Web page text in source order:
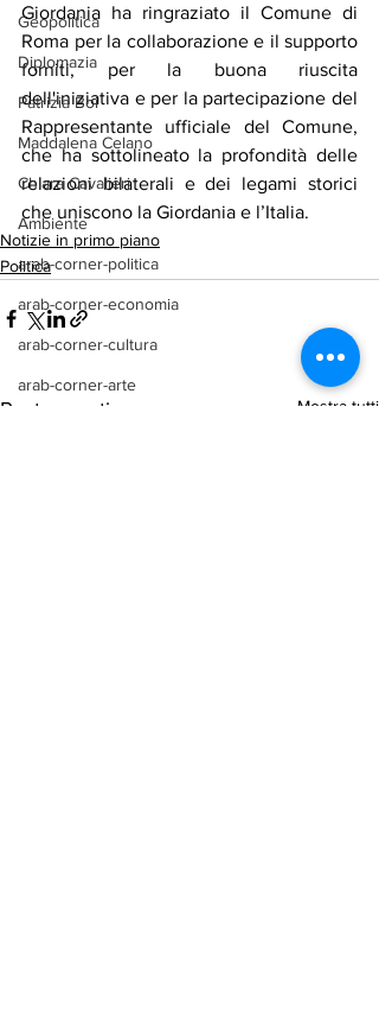
Geopolitica
Diplomazia
Patrizia Boi
Maddalena Celano
Chiara Cavalieri
Ambiente
arab-corner-politica
arab-corner-economia
arab-corner-cultura
arab-corner-arte
Giordania ha ringraziato il Comune di
Roma per la collaborazione e il supporto
forniti, per la buona riuscita
dell'iniziativa e per la partecipazione del
Rappresentante ufficiale del Comune,
che ha sottolineato la profondità delle
relazioni bilaterali e dei legami storici
che uniscono la Giordania e l’Italia.
Notizie in primo piano
Politica
Post recenti Mostra tutti